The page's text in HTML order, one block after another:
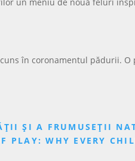
în coronamentul pădurii.
ȘI A FRUMUSEȚII
PLAY: WHY EVERY